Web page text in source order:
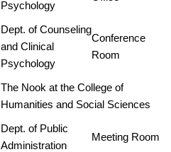
Psychology
Dept. of Counseling
and Clinical
Psychology
Conference
Room
The Nook at the College of
Humanities and Social Sciences
Dept. of Public
Administration
Meeting Room